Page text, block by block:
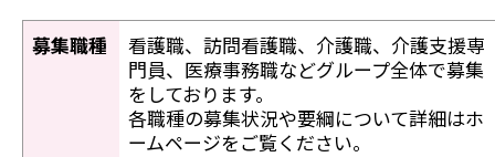
募集職種
看護職、訪問看護職、介護職、介護支援専
門員、医療事務職などグループ全体で募集
をしております。
各職種の募集状況や要綱について詳細はホ
ームページをご覧ください。